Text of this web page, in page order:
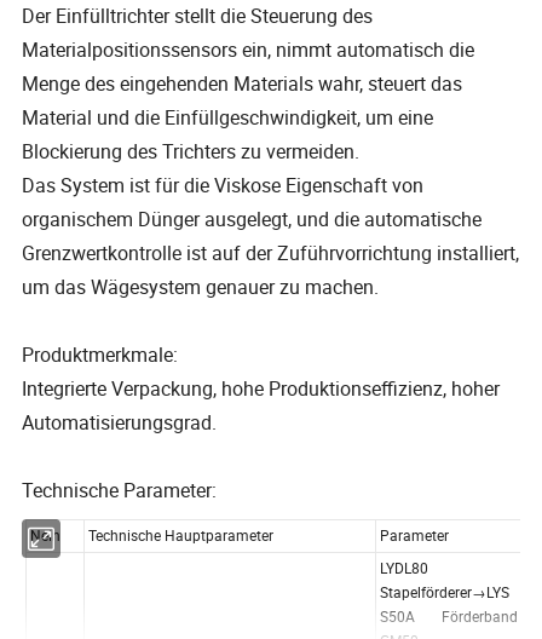
Der Einfülltrichter stellt die Steuerung des
Materialpositionssensors ein, nimmt automatisch die
Menge des eingehenden Materials wahr, steuert das
Material und die Einfüllgeschwindigkeit, um eine
Blockierung des Trichters zu vermeiden.
Das System ist für die Viskose Eigenschaft von
organischem Dünger ausgelegt, und die automatische
Grenzwertkontrolle ist auf der Zuführvorrichtung installiert,
um das Wägesystem genauer zu machen.
Produktmerkmale:
Integrierte Verpackung, hohe Produktionseffizienz, hoher
Automatisierungsgrad.
Technische Parameter: